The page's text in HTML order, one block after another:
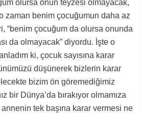
olursa onun teyzesi olmayacak,
zaman benim çocuğumun daha az
“benim çocuğum da olursa onunda
da olmayacak” diyordu. İşte o
ki, çocuk sayısına karar
düşünerek bizlerin karar
bizim ön göremediğimiz
bir Dünya’da bırakıyor olmamıza
tek başına karar vermesi ne